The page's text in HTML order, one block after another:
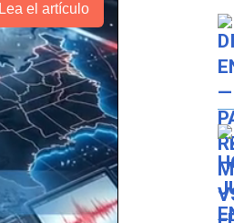
Lea el artículo